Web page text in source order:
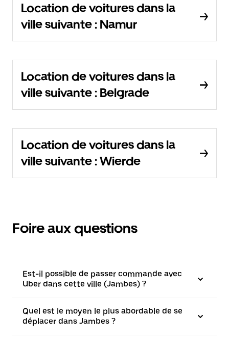
Location de voitures dans la
ville suivante : Namur
Location de voitures dans la
ville suivante : Belgrade
Location de voitures dans la
ville suivante : Wierde
Foire aux questions
Est-il possible de passer commande avec
Uber dans cette ville (Jambes) ?
Quel est le moyen le plus abordable de se
déplacer dans Jambes ?